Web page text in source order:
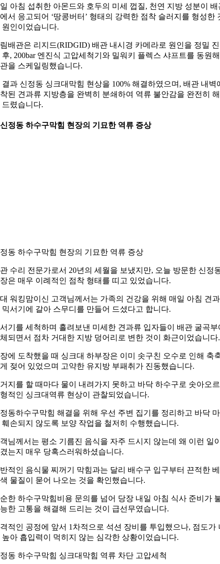
아침 섭취한 아몬드와 호두의 미세 껍질, 천연 지방 성분이 배
서 응고되어 ‘땅콩버터’ 형태의 강력한 점착 슬러지를 형성한
원인이었습니다.
배관은 리지드(RIDGID) 배관 내시경 카메라로 원인을 정밀
후, 200bar 엔진식 고압세척기와 밀워키 플렉스 샤프트를 동원해
을 스케일링했습니다.
결과 신정동 싱크대막힘 현상을 100% 해결하였으며, 배관 내벽
된 견과류 지방층을 완벽히 분쇄하여 역류 불안감을 완전히
드렸습니다.
정동 하수구막힘 현장의 기묘한 역류 증상
동 하수구막힘 현장의 기묘한 역류 증상
수리 전문가로서 20년의 세월을 보냈지만, 오늘 방문한 신정
은 매우 이례적인 점착 형태를 띠고 있었습니다.
워킹맘이신 고객님께서는 가족의 건강을 위해 매일 아침 견
믹서기에 갈아 스무디를 만들어 드셨다고 합니다.
기를 세척하며 흘려보낸 미세한 견과류 입자들이 배관 굴곡부
되면서 점차 거대한 지방 덩어리로 변한 것이 화근이었습니다.
에 도착했을 때 싱크대 하부장은 이미 솟구친 오수로 인해 축
젖어 있었으며 고약한 유지방 부패취가 진동했습니다.
지를 할 때마다 물이 내려가지 못하고 바닥 하수구로 솟아오
적인 싱크대역류 현상이 관찰되었습니다.
동하수구막힘 해결을 위해 우선 주변 집기를 정리하고 바닥
훼손되지 않도록 보양 작업을 철저히 수행했습니다.
님께서는 평소 기름진 음식을 자주 드시지 않는데 왜 이런 일
는지 매우 당혹스러워하셨습니다.
적인 음식물 찌꺼기 막힘과는 달리 배수구 입구부터 끈적한
물질이 묻어 나오는 것을 확인했습니다.
한 하수구막힘비용 문의를 넘어 당장 내일 아침 식사 준비가
한 고통을 해결해 드리는 것이 급선무였습니다.
적인 공정에 앞서 1차적으로 석션 장비를 투입했으나, 점도가
높아 흡입력이 먹히지 않는 심각한 상황이었습니다.
동 하수구막힘 싱크대막힘 역류 차단 고압세척